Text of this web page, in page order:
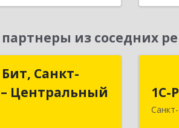
из соседних
Санкт-
Центральный
Бит, Санкт-
Центральный
1С-